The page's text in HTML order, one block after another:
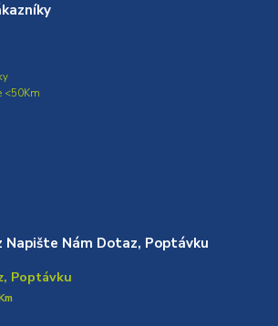
<50Km
Napište Nám Dotaz, Poptávku
Poptávku